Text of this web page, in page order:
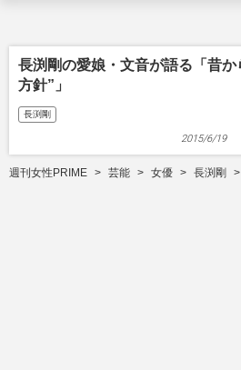
長渕剛の愛娘・文音が語る「昔
方針”」
長渕剛
2015/6/19
週刊女性PRIME 芸能 女優 長渕剛